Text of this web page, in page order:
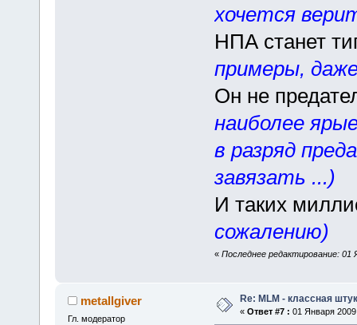
хочется
НПА станет
примеры,
Он не
наиболее
в разряд
завязать ...)
И таких
сожалению)
« Последнее редактирование: 01
metallgiver
Гл. модератор
Re: MLM - классная
« Ответ #7 : 01 Января